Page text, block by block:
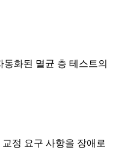
화된 멸균 층 테스트의
정 요구 사항을 장애로